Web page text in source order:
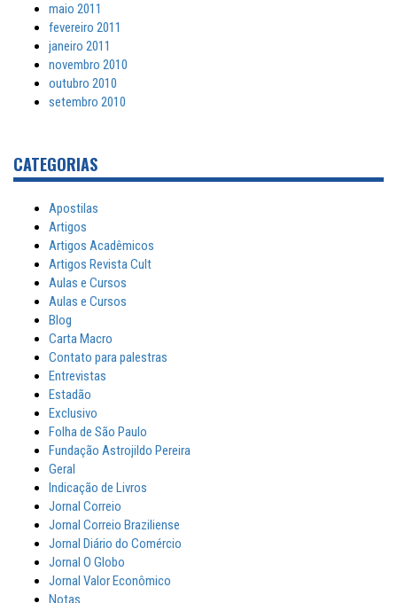
maio 2011
fevereiro 2011
janeiro 2011
novembro 2010
outubro 2010
setembro 2010
CATEGORIAS
Apostilas
Artigos
Artigos Acadêmicos
Artigos Revista Cult
Aulas e Cursos
Aulas e Cursos
Blog
Carta Macro
Contato para palestras
Entrevistas
Estadão
Exclusivo
Folha de São Paulo
Fundação Astrojildo Pereira
Geral
Indicação de Livros
Jornal Correio
Jornal Correio Braziliense
Jornal Diário do Comércio
Jornal O Globo
Jornal Valor Econômico
Notas